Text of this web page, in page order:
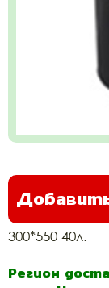
300*550 40л.
Регион